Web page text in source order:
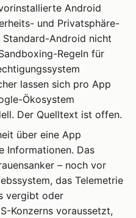
Android
und Privatsphäre-
Standard-Android nicht
Regeln für
lassen sich pro App
Ökosystem
Der Quelltext ist offen.
über eine App
Informationen. Das
– noch vor
das Telemetrie
vergibt oder
Konzerns voraussetzt,